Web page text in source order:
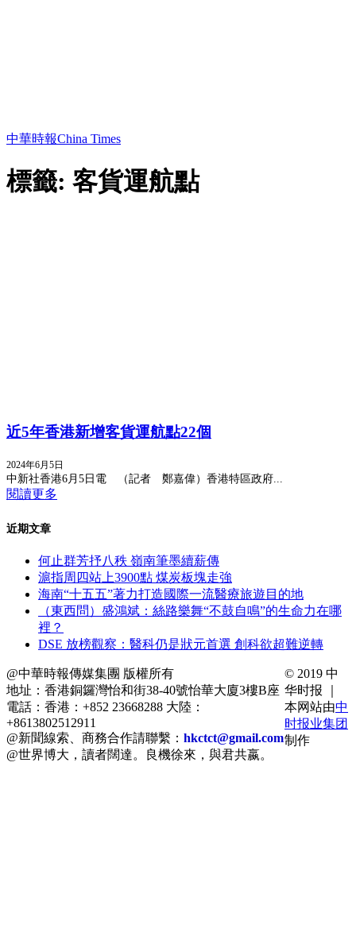
中華時報China Times
標籤: 客貨運航點
近5年香港新增客貨運航點22個
2024年6月5日
中新社香港6月5日電 （記者 鄭嘉偉）香港特區政府...
閱讀更多
近期文章
何止群芳抒八秩 嶺南筆墨續薪傳
滬指周四站上3900點 煤炭板塊走強
海南“十五五”著力打造國際一流醫療旅遊目的地
（東西問）盛鴻斌：絲路樂舞“不鼓自鳴”的生命力在哪
裡？
DSE 放榜觀察：醫科仍是狀元首選 創科欲超難逆轉
@中華時報傳媒集團 版權所有
地址：香港銅鑼灣怡和街38-40號怡華大廈3樓B座
電話：香港：+852 23668288 大陸：
+8613802512911
@新聞線索、商務合作請聯繫： hkctct@gmail.com
@世界博大，讀者闊達。良機徐來，與君共嬴。
© 2019 中
华时报 ｜
本网站由中
时报业集团
制作